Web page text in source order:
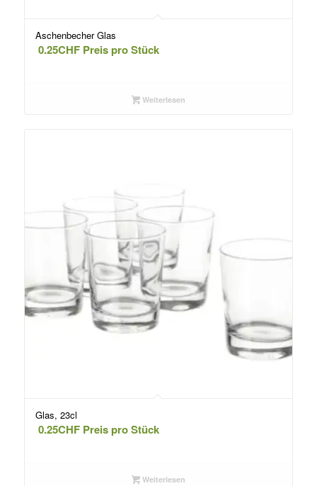
Aschenbecher Glas
0.25CHFPreis pro Stück
Weiterlesen
Glas, 23cl
0.25CHFPreis pro Stück
Weiterlesen